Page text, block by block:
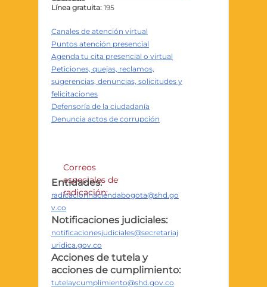
Línea gratuita: 195
Canales de atención virtual
Puntos atención presencial
Agenda tu cita presencial o virtual
Peticiones, quejas, reclamos,
sugerencias, denuncias, solicitudes y
felicitaciones
Defensoría de la ciudadanía
Denuncia actos de corrupción
Correos
especiales de
radicación:
Entidades:
radicacionhaciendabogota@shd.go
v.co
Notificaciones judiciales:
notificacionesjudiciales@secretariaj
uridica.gov.co
Acciones de tutela y
acciones de cumplimiento:
tutelaycumplimiento@shd.gov.co